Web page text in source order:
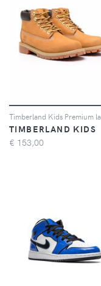
TIMBERLAND KIDS
€ 153,00